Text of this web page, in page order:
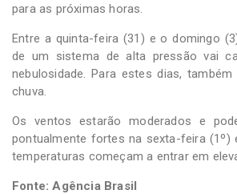
para as próximas horas.
Entre a quinta-feira (31) e o domingo
de um sistema de alta pressão vai
nebulosidade. Para estes dias,
chuva.
Os ventos estarão moderados e
pontualmente fortes na sexta-feira (1º)
temperaturas começam a entrar em
Fonte: Agência Brasil